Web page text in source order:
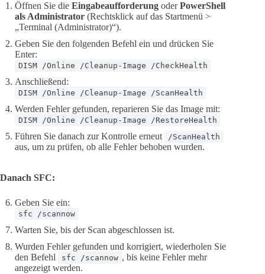
Öffnen Sie die Eingabeaufforderung oderPowerShell
als Administrator (Rechtsklick auf das Startmenü >
„Terminal (Administrator)“).
Geben Sie den folgenden Befehl ein und drücken Sie
Enter:
DISM /Online /Cleanup-Image /CheckHealth
Anschließend:
DISM /Online /Cleanup-Image /ScanHealth
Werden Fehler gefunden, reparieren Sie das Image mit:
DISM /Online /Cleanup-Image /RestoreHealth
Führen Sie danach zur Kontrolle erneut /ScanHealth
aus, um zu prüfen, ob alle Fehler behoben wurden.
Danach SFC:
Geben Sie ein:
sfc /scannow
Warten Sie, bis der Scan abgeschlossen ist.
Wurden Fehler gefunden und korrigiert, wiederholen Sie
den Befehl
sfc /scannow , bis keine Fehler mehr
angezeigt werden.